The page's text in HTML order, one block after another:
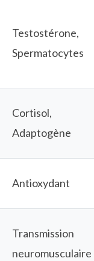
Testostérone,
Spermatocytes
Cortisol,
Adaptogène
Antioxydant
Transmission
neuromusculaire